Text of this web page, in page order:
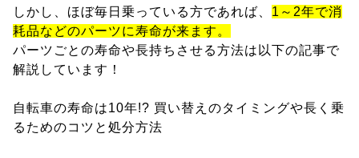
しかし、ほぼ毎日乗っている方であれば、 1～2年で消
耗品などのパーツに寿命が来ます。
パーツごとの寿命や長持ちさせる方法は以下の記事で
解説しています！
自転車の寿命は10年!? 買い替えのタイミングや長く乗
るためのコツと処分方法